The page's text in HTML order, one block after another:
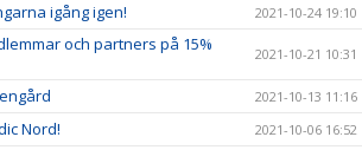
igång igen! 2021-10-24 19:10
och partners på 15%
2021-10-21 10:31
2021-10-13 11:16
Nord! 2021-10-06 16:52